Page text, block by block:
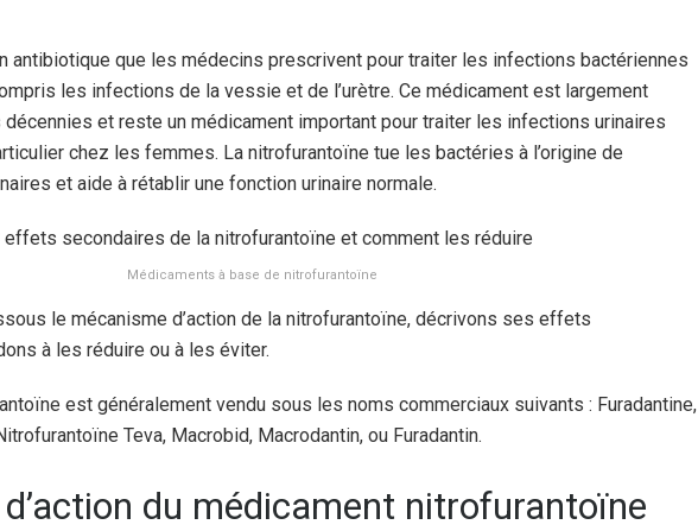
antibiotique que les médecins prescrivent pour traiter les infections bactériennes
les infections de la vessie et de l’urètre. Ce médicament est largement
et reste un médicament important pour traiter les infections urinaires
chez les femmes. La nitrofurantoïne tue les bactéries à l’origine de
et aide à rétablir une fonction urinaire normale.
Médicaments à base de nitrofurantoïne
le mécanisme d’action de la nitrofurantoïne, décrivons ses effets
à les réduire ou à les éviter.
est généralement vendu sous les noms commerciaux suivants : Furadantine,
Teva, Macrobid, Macrodantin, ou Furadantin.
du médicament nitrofurantoïne